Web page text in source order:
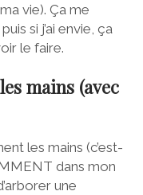
vie). Ça me
si j’ai envie, ça
le faire.
mains (avec
les mains (c’est-
dans mon
une